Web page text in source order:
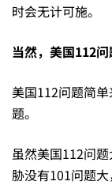
时会无计可施。
当然，美国112问
美国112问题简
题。
虽然美国112问
胁没有101问题